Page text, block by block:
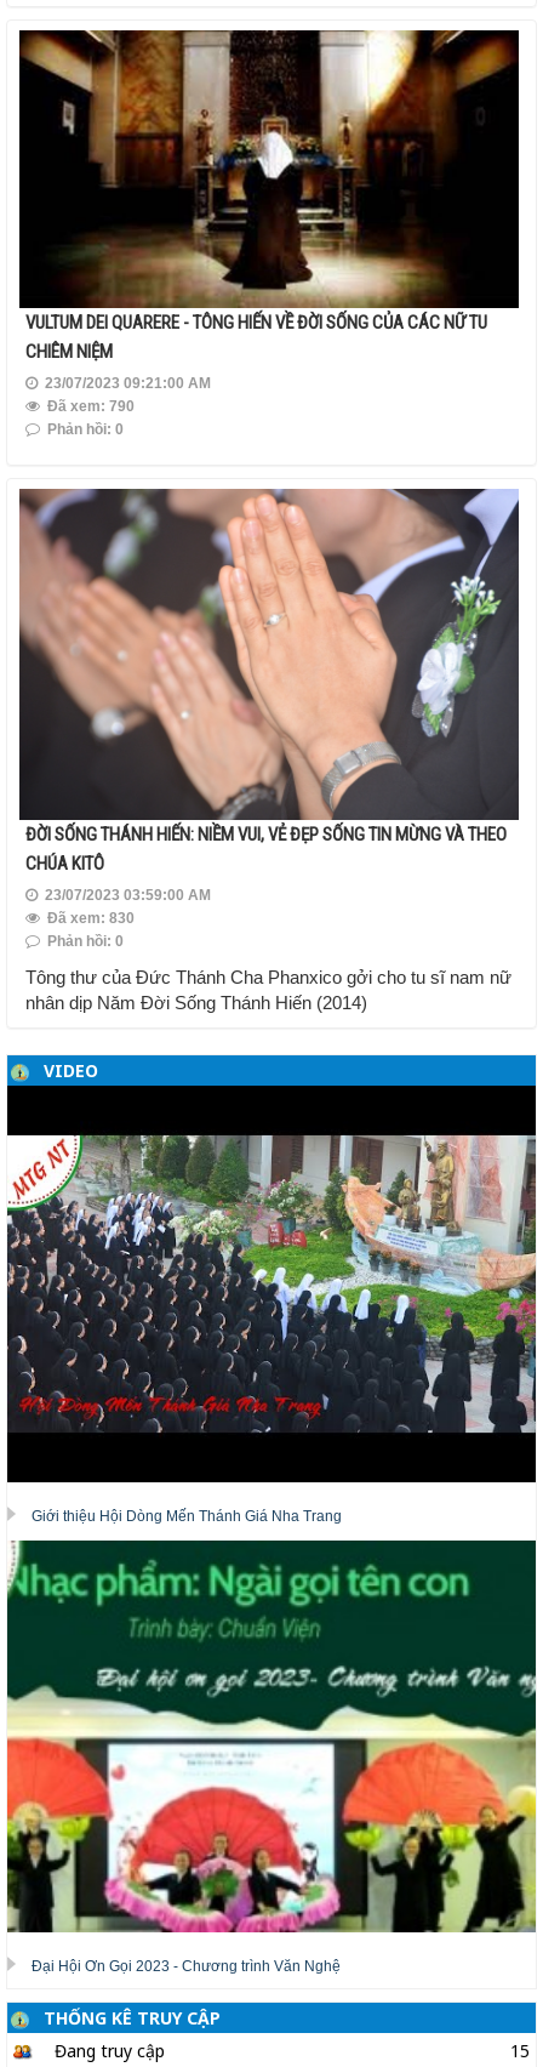
VULTUM DEI QUARERE - TÔNG HIẾN VỀ ĐỜI SỐNG CỦA CÁC NỮ TU
CHIÊM NIỆM
23/07/2023 09:21:00 AM
Đã xem: 790
Phản hồi: 0
ĐỜI SỐNG THÁNH HIẾN: NIỀM VUI, VẺ ĐẸP SỐNG TIN MỪNG VÀ THEO
CHÚA KITÔ
23/07/2023 03:59:00 AM
Đã xem: 830
Phản hồi: 0
Tông thư của Đức Thánh Cha Phanxico gởi cho tu sĩ nam nữ
nhân dịp Năm Đời Sống Thánh Hiến (2014)
VIDEO
Giới thiệu Hội Dòng Mến Thánh Giá Nha Trang
Đại Hội Ơn Gọi 2023 - Chương trình Văn Nghệ
THỐNG KÊ TRUY CẬP
Đang truy cập
15